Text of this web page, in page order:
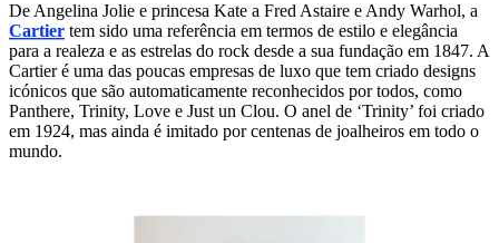
De Angelina Jolie e princesa Kate a Fred Astaire e Andy Warhol, a
Cartier tem sido uma referência em termos de estilo e elegância
para a realeza e as estrelas do rock desde a sua fundação em 1847. A
Cartier é uma das poucas empresas de luxo que tem criado designs
icónicos que são automaticamente reconhecidos por todos, como
Panthere, Trinity, Love e Just un Clou. O anel de ‘Trinity’ foi criado
em 1924, mas ainda é imitado por centenas de joalheiros em todo o
mundo.